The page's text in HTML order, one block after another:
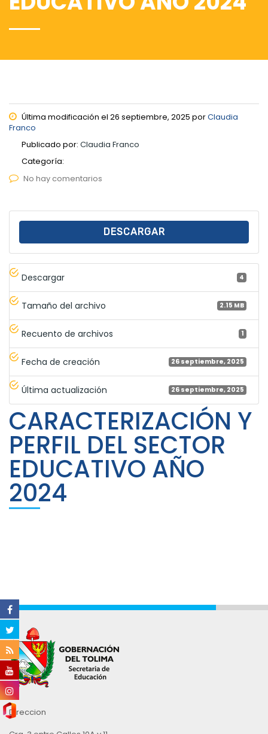
Última modificación el 26 septiembre, 2025 porClaudia
Franco
Publicado por: Claudia Franco
Categoría:
No hay comentarios
DESCARGAR
Descargar 4
Tamaño del archivo 2.15 MB
Recuento de archivos 1
Fecha de creación 26 septiembre, 2025
Última actualización 26 septiembre, 2025
CARACTERIZACIÓN Y
PERFIL DEL SECTOR
EDUCATIVO AÑO
2024
Direccion